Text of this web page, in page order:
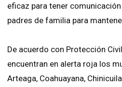
eficaz para tener
padres de familia para
De acuerdo con Protección
encuentran en alerta roja los
Arteaga, Coahuayana,